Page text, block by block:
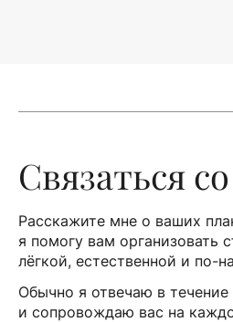
Связаться
Расскажите мне о ваших
я помогу вам организовать
лёгкой, естественной и по-
Обычно я отвечаю в течение
и сопровождаю вас на